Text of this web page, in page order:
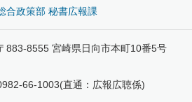
合政策部 秘書広報課
883-8555 宮崎県日向市本町10番5号
66-1003(直通：広報広聴係)